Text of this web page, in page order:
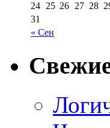
« Сен
24 25 26 27 28
31